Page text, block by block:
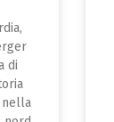
di
nella